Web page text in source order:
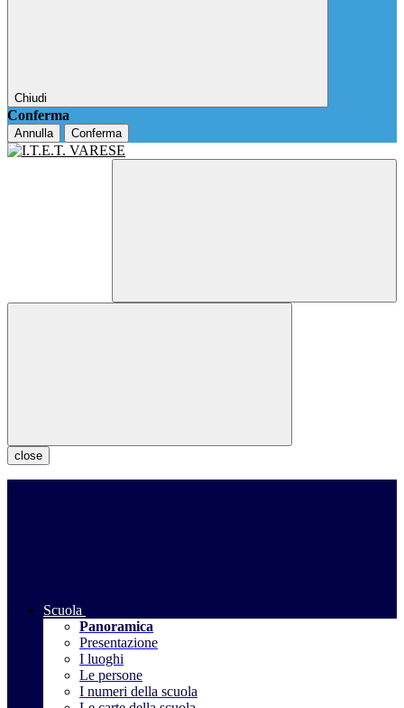
Chiudi
Conferma
Annulla Conferma
close
Scuola
Panoramica
Presentazione
I luoghi
Le persone
I numeri della scuola